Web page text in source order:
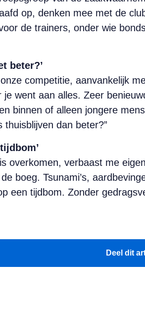
op, denken mee met de
de trainers, onder wie
beter?’
competitie, aanvankelijk
je went aan alles. Zeer
binnen of alleen jongere
thuisblijven dan beter?”
overkomen, verbaast me
boeg. Tsunami’s,
een tijdbom. Zonder
Deel dit